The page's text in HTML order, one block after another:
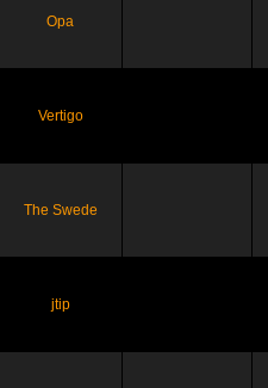
Opa
Vertigo
The Swede
jtip